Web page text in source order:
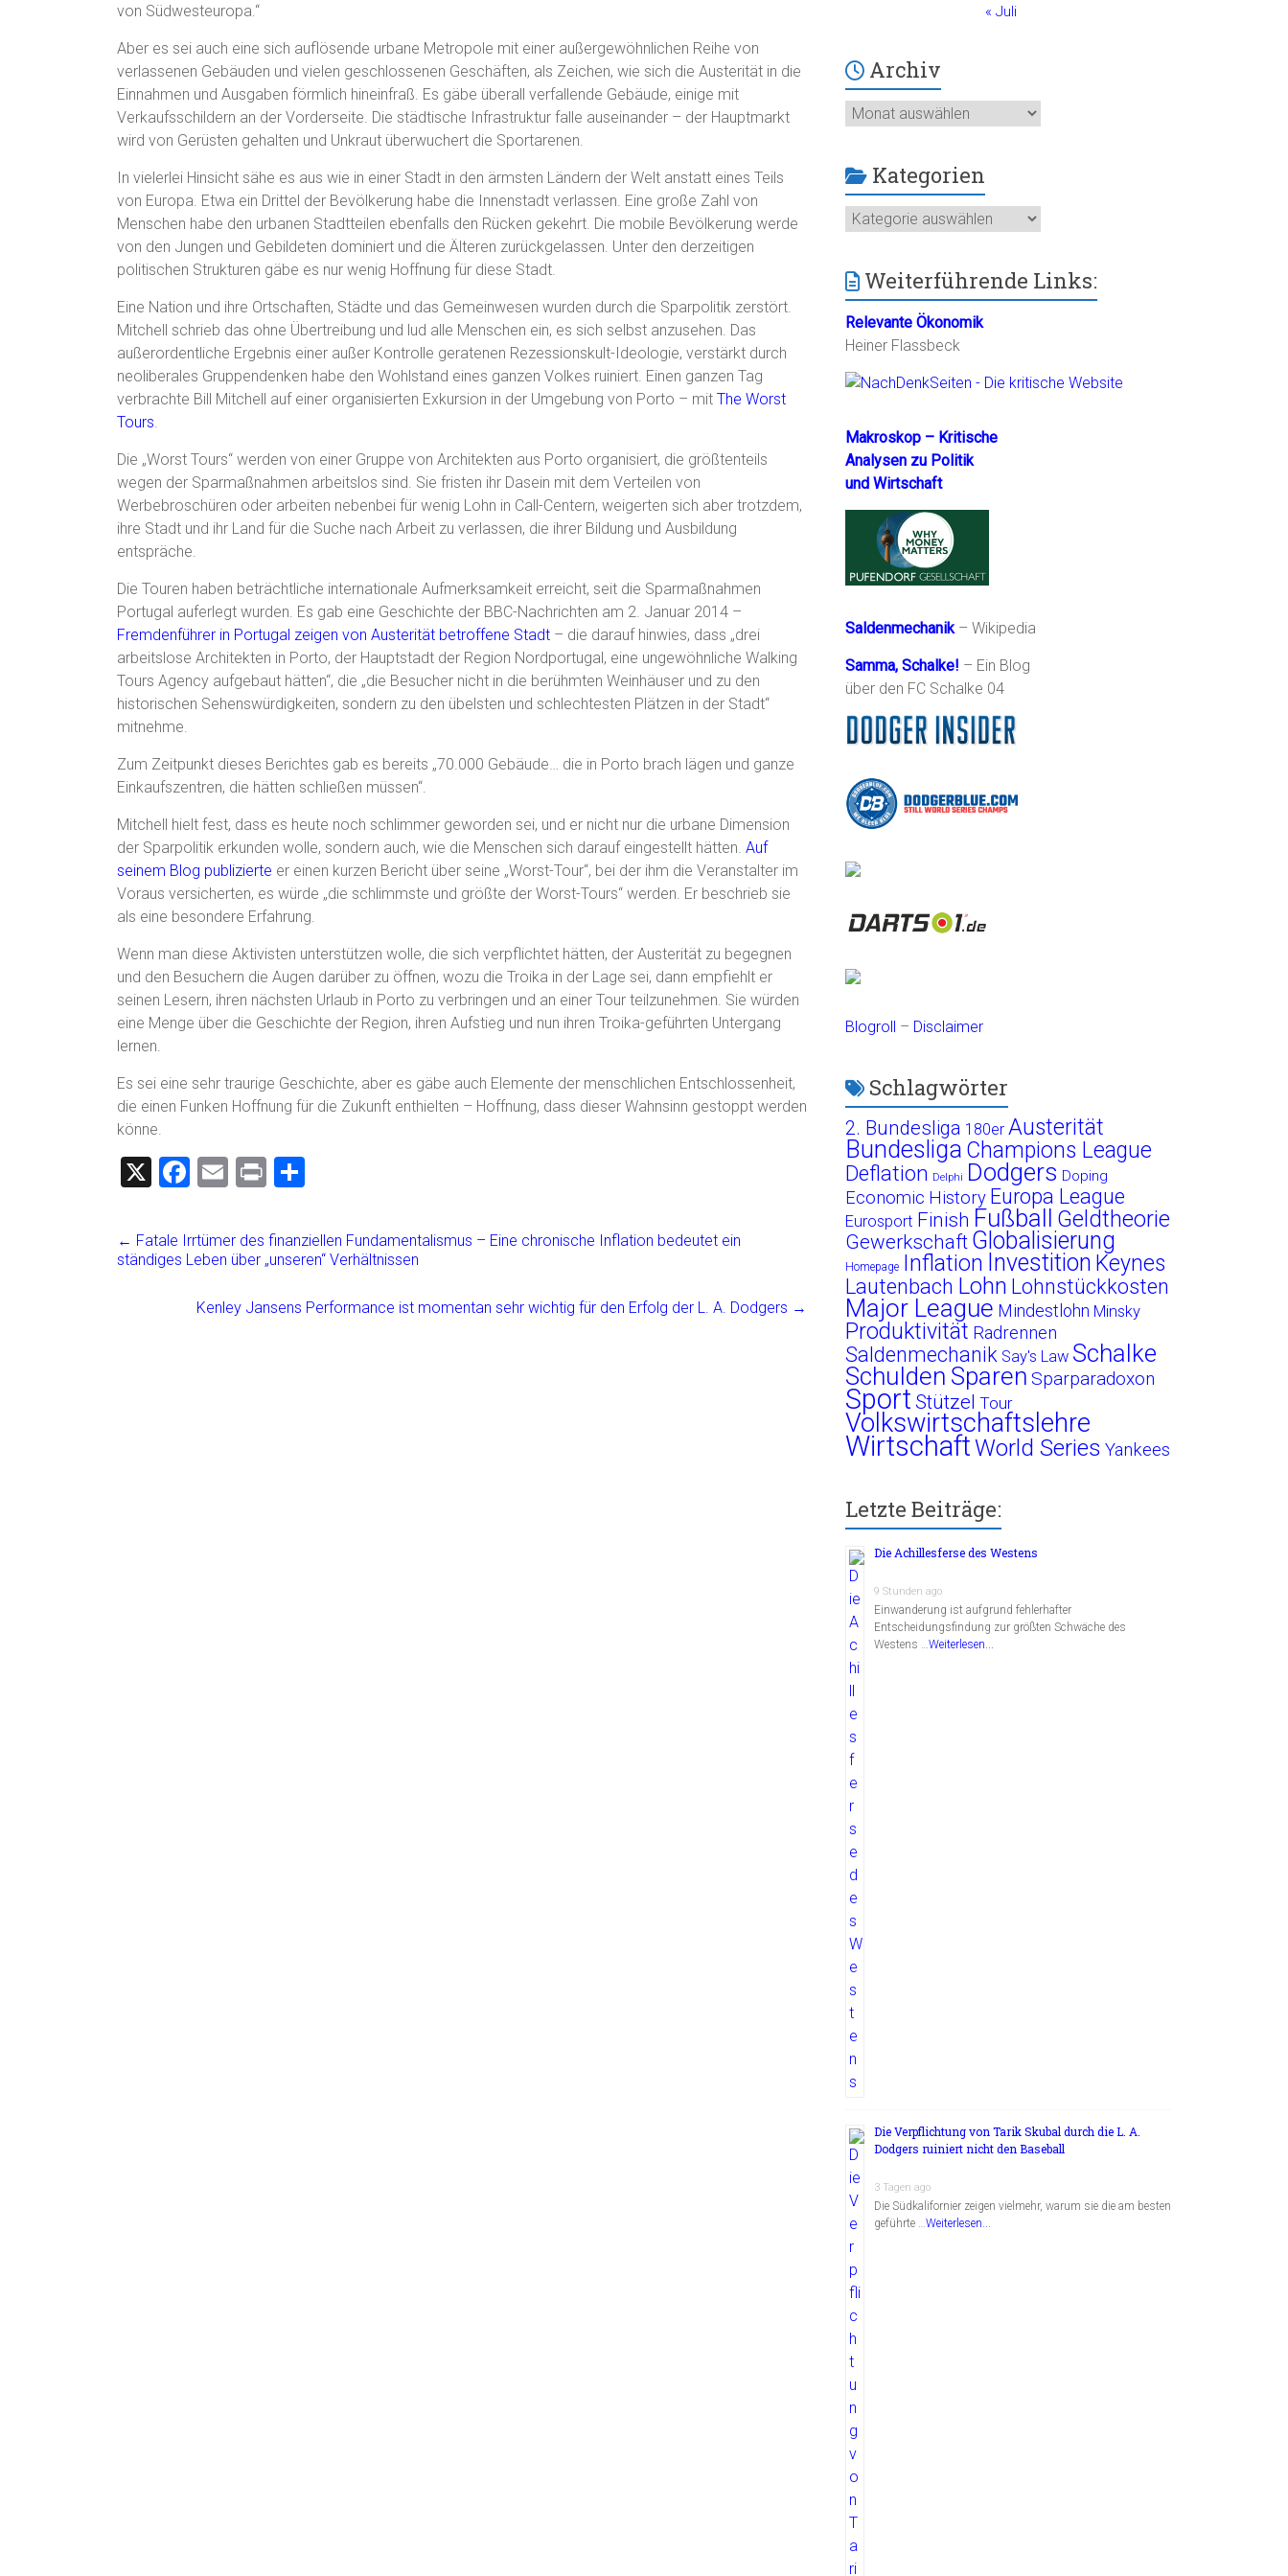
von Südwesteuropa.“
Aber es sei auch eine sich auflösende urbane Metropole mit einer außergewöhnlichen Reihe von
verlassenen Gebäuden und vielen geschlossenen Geschäften, als Zeichen, wie sich die Austerität in die
Einnahmen und Ausgaben förmlich hineinfraß. Es gäbe überall verfallende Gebäude, einige mit
Verkaufsschildern an der Vorderseite. Die städtische Infrastruktur falle auseinander – der Hauptmarkt
wird von Gerüsten gehalten und Unkraut überwuchert die Sportarenen.
In vielerlei Hinsicht sähe es aus wie in einer Stadt in den ärmsten Ländern der Welt anstatt eines Teils
von Europa. Etwa ein Drittel der Bevölkerung habe die Innenstadt verlassen. Eine große Zahl von
Menschen habe den urbanen Stadtteilen ebenfalls den Rücken gekehrt. Die mobile Bevölkerung werde
von den Jungen und Gebildeten dominiert und die Älteren zurückgelassen. Unter den derzeitigen
politischen Strukturen gäbe es nur wenig Hoffnung für diese Stadt.
Eine Nation und ihre Ortschaften, Städte und das Gemeinwesen wurden durch die Sparpolitik zerstört.
Mitchell schrieb das ohne Übertreibung und lud alle Menschen ein, es sich selbst anzusehen. Das
außerordentliche Ergebnis einer außer Kontrolle geratenen Rezessionskult-Ideologie, verstärkt durch
neoliberales Gruppendenken habe den Wohlstand eines ganzen Volkes ruiniert. Einen ganzen Tag
verbrachte Bill Mitchell auf einer organisierten Exkursion in der Umgebung von Porto – mit The Worst
Tours
Die „Worst Tours“ werden von einer Gruppe von Architekten aus Porto organisiert, die größtenteils
wegen der Sparmaßnahmen arbeitslos sind. Sie fristen ihr Dasein mit dem Verteilen von
Werbebroschüren oder arbeiten nebenbei für wenig Lohn in Call-Centern, weigerten sich aber trotzdem,
ihre Stadt und ihr Land für die Suche nach Arbeit zu verlassen, die ihrer Bildung und Ausbildung
entspräche.
Die Touren haben beträchtliche internationale Aufmerksamkeit erreicht, seit die Sparmaßnahmen
Portugal auferlegt wurden. Es gab eine Geschichte der BBC-Nachrichten am 2. Januar 2014 –
Fremdenführer in Portugal zeigen von Austerität betroffene Stadt – die darauf hinwies, dass „drei
arbeitslose Architekten in Porto, der Hauptstadt der Region Nordportugal, eine ungewöhnliche Walking
Tours Agency aufgebaut hätten“, die „die Besucher nicht in die berühmten Weinhäuser und zu den
historischen Sehenswürdigkeiten, sondern zu den übelsten und schlechtesten Plätzen in der Stadt“
mitnehme.
Zum Zeitpunkt dieses Berichtes gab es bereits „70.000 Gebäude… die in Porto brach lägen und ganze
Einkaufszentren, die hätten schließen müssen“.
Mitchell hielt fest, dass es heute noch schlimmer geworden sei, und er nicht nur die urbane Dimension
der Sparpolitik erkunden wolle, sondern auch, wie die Menschen sich darauf eingestellt hätten. Auf
seinem Blog publizierte er einen kurzen Bericht über seine „Worst-Tour“, bei der ihm die Veranstalter im
Voraus versicherten, es würde „die schlimmste und größte der Worst-Tours“ werden. Er beschrieb sie
als eine besondere Erfahrung.
Wenn man diese Aktivisten unterstützen wolle, die sich verpflichtet hätten, der Austerität zu begegnen
und den Besuchern die Augen darüber zu öffnen, wozu die Troika in der Lage sei, dann empfiehlt er
seinen Lesern, ihren nächsten Urlaub in Porto zu verbringen und an einer Tour teilzunehmen. Sie würden
eine Menge über die Geschichte der Region, ihren Aufstieg und nun ihren Troika-geführten Untergang
lernen.
Es sei eine sehr traurige Geschichte, aber es gäbe auch Elemente der menschlichen Entschlossenheit,
die einen Funken Hoffnung für die Zukunft enthielten – Hoffnung, dass dieser Wahnsinn gestoppt werden
könne.
X
F
ce
b
o
ok
E
ai
l
Pr
t
e
n
← Fatale Irrtümer des finanziellen Fundamentalismus – Eine chronische Inflation bedeutet ein
ständiges Leben über „unseren“ Verhältnissen
Kenley Jansens Performance ist momentan sehr wichtig für den Erfolg der L. A. Dodgers →
« Juli
Archiv
Archiv
Kategorien
Kategorien
Weiterführende Links:
Relevante Ökonomik
Heiner Flassbeck
Makroskop – Kritische
Analysen zu Politik
und Wirtschaft
Saldenmechanik – Wikipedia
Samma, Schalke! – Ein Blog
über den FC Schalke 04
Blogroll – Disclaimer
Schlagwörter
2. Bundesliga 180er Austerität
Bundesliga Champions League
Deflation Delphi Dodgers Doping
Economic History Europa League
Eurosport Finish Fußball Geldtheorie
Gewerkschaft Globalisierung
Homepage Inflation Investition Keynes
Lautenbach Lohn Lohnstückkosten
Major League Mindestlohn Minsky
Produktivität Radrennen
Saldenmechanik Say's Law Schalke
Schulden Sparen Sparparadoxon
Sport Stützel Tour
Volkswirtschaftslehre
WirtschaftWorld Series Yankees
Letzte Beiträge:
Die Achillesferse des Westens
9 Stunden ago
Einwanderung ist aufgrund fehlerhafter
Entscheidungsfindung zur größten Schwäche des
Westens …Weiterlesen...
Die Verpflichtung von Tarik Skubal durch die L. A.
Dodgers ruiniert nicht den Baseball
3 Tagen ago
Die Südkalifornier zeigen vielmehr, warum sie die am besten
geführte …Weiterlesen...